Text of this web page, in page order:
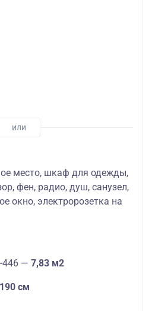
место, шкаф для одежды,
фен, радио, душ, санузел,
окно, электророзетка на
446 — 7,83 м2
см